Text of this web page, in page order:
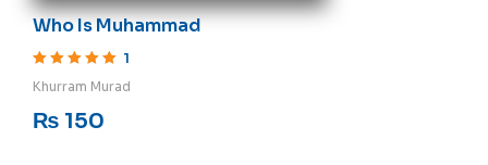
Who Is Muhammad
1
Khurram Murad
₨ 150